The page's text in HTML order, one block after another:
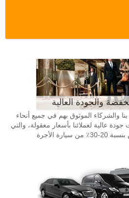
والجودة العالية
والشركاء الموثوق بهم في جميع أنحاء
عالية لعملائنا بأسعار معقولة، والتي
الأجرة